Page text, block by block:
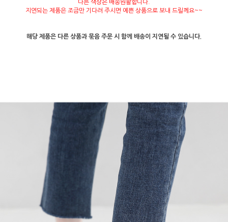
다른 색상은 배송원활합니다.
지연되는 제품은 조금만 기다려 주시면 예쁜 상품으로 보내 드릴께요~~
해당 제품은 다른 상품과 묶음 주문 시 함께 배송이 지연될 수 있습니다.